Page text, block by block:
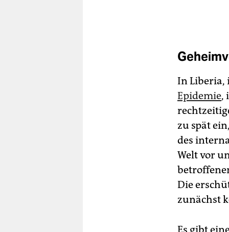
In Liberia,
Epidemie,
zu spät
des
Welt vor
Die
zunächst